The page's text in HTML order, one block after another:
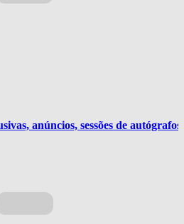
anúncios, sessões de